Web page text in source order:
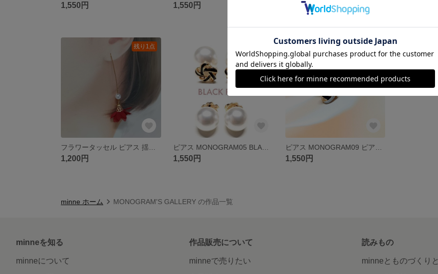
1,550円 1,550円 1,550円
残り1点
1,200円
ピアス MONOGRAM05 BLACK パール ピアス イヤリング変更可 アレルギー対策 樹脂ピアス 樹脂イヤリング チタン ステンレス
1,550円
残り1点
1,550円
minne ホーム MONOGRAM'S GALLERY の作品一覧
minneを知る
minneについて
作品販売について
minneで売りたい
読みもの
minneとものづくりと